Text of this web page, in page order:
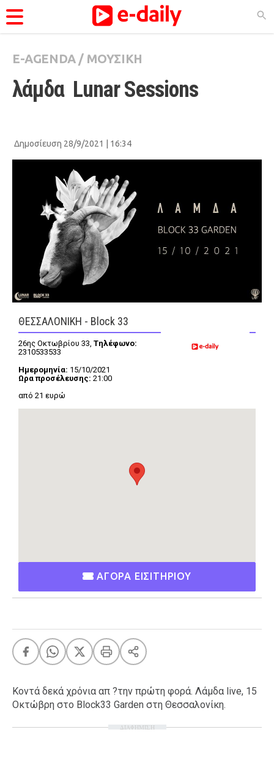
ΚΑΤΗΓΟΡΊΕΣ
Ειδήσεις
Podcasts
City Guide
Pop Culture
Agenda
FEEDS
Retro
OMG LOL
Ταξίδια
Style
AGENDA
Agenda
Επιλογές
Εισιτήρια
E-AGENDA/ ΜΟΥΣΙΚΗ
λάμδα  Lunar Sessions
Δημοσίευση 28/9/2021 | 16:34
ΘΕΣΣΑΛΟΝΙΚΗ - Block 33
26ης Οκτωβρίου 33, Tηλέφωνο:
2310533533
Ημερομηνία: 15/10/2021
Ωρα προσέλευσης: 21:00
από 21 ευρώ
ΑΓΟΡΑ ΕΙΣΙΤΗΡΙΟΥ
Κοντά δεκά χρόνια απ ?την πρώτη φορά. Λάμδα live, 15
Οκτώβρη στο Block33 Garden στη Θεσσαλονίκη.
ΔΙΑΦΗΜΙΣΗ